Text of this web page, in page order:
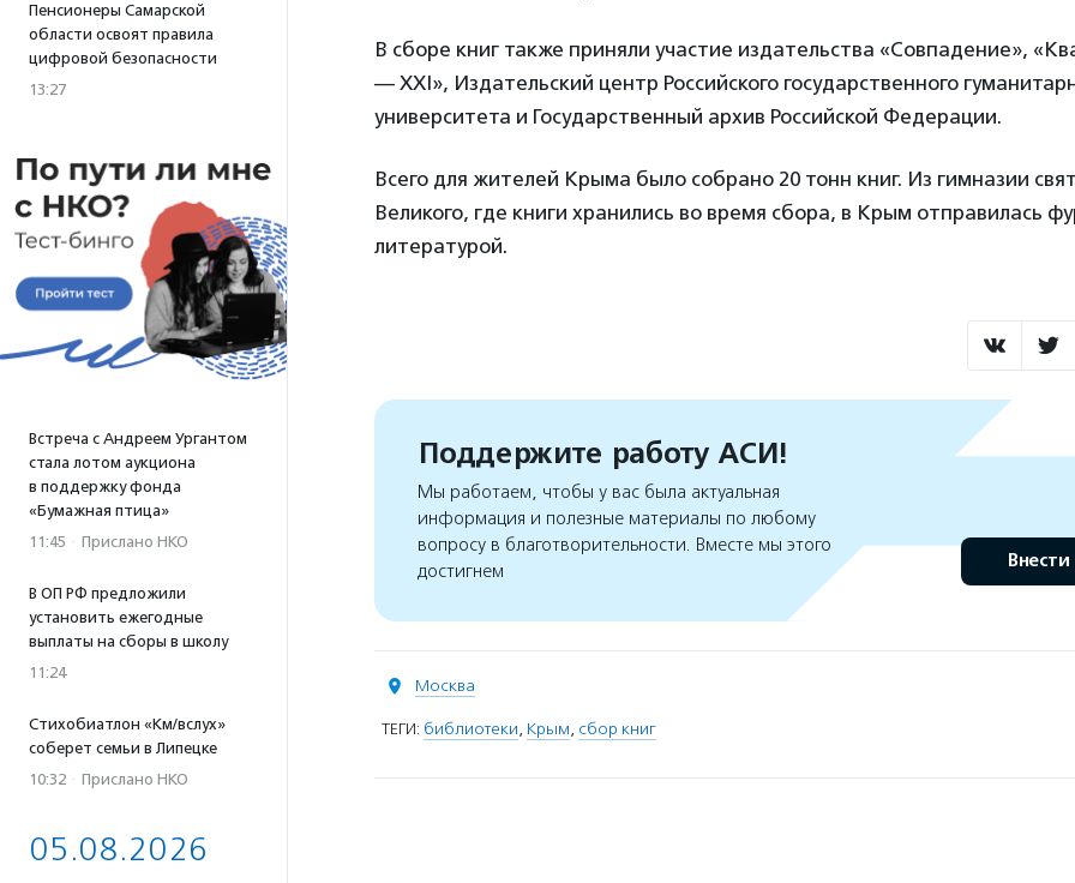
Пенсионеры Самарской
области освоят правила
цифровой безопасности
13:27
Встреча с Андреем Ургантом
стала лотом аукциона
в поддержку фонда
«Бумажная птица»
11:45 · Прислано НКО
В ОП РФ предложили
установить ежегодные
выплаты на сборы в школу
11:24
Стихобиатлон «Км/вслух»
соберет семьи в Липецке
10:32 · Прислано НКО
05.08.2026
В сборе книг также приняли участие издательства «Совпадение»,
— XXI», Издательский центр Российского государственного
университета и Государственный архив Российской Федерации.
Всего для жителей Крыма было собрано 20 тонн книг. Из гимназии
Великого, где книги хранились во время сбора, в Крым отправилась
литературой.
Поддержите работу АСИ!
Мы работаем, чтобы у вас была актуальная
информация и полезные материалы по любому
вопросу в благотворительности. Вместе мы этого
достигнем
Внести
Москва
ТЕГИ: библиотеки, Крым, сбор книг